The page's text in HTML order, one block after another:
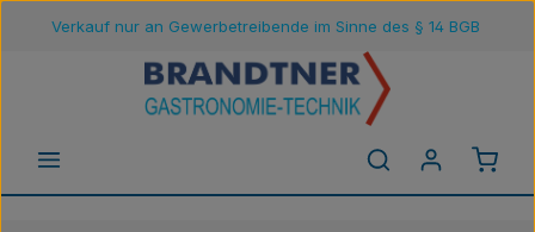
Zum Hauptinhalt springen
Verkauf nur an Gewerbetreibende im Sinne des § 14 BGB